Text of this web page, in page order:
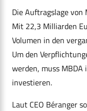
Die Auftragslage
Mit 22,3 Milliarden
Volumen in den
Um den
werden, muss MBDA
investieren.
Laut CEO Béranger